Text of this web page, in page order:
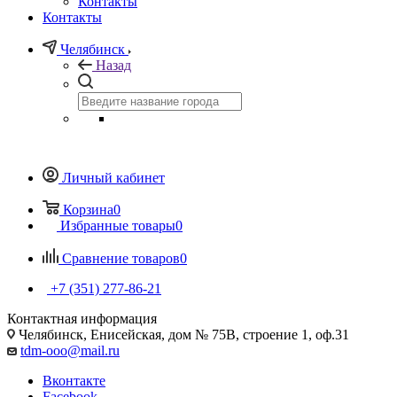
Контакты
Челябинск
Назад
Личный кабинет
Корзина0
Избранные товары0
Сравнение товаров0
+7 (351) 277-86-21
Контактная информация
Челябинск, Енисейская, дом № 75В, строение 1, оф.31
tdm-ooo@mail.ru
Вконтакте